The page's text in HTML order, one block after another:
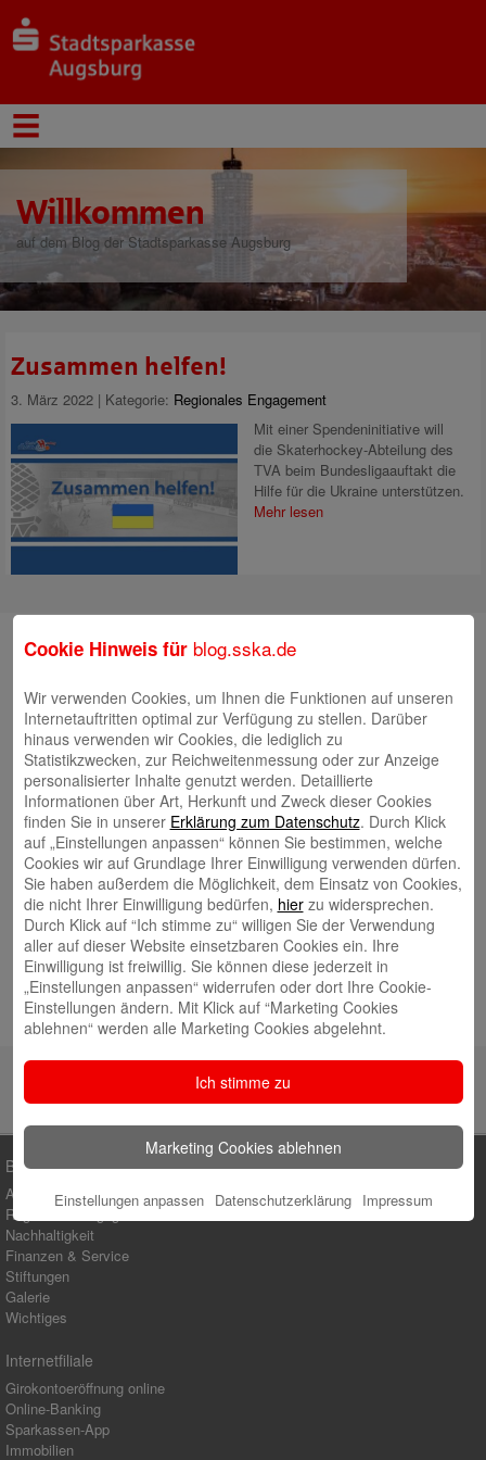
Willkommen
auf dem Blog der Stadtsparkasse Augsburg
Zusammen helfen!
3. März 2022 | Kategorie: Regionales Engagement
Mit einer Spendeninitiative will
die Skaterhockey-Abteilung des
TVA beim Bundesligaauftakt die
Hilfe für die Ukraine unterstützen.
Mehr lesen
Suche
Neueste Beiträge
Radlkonvoi des FFH feiert Einweihung des neuen
Campus Nord 5. August 2026
Willkommen bei Kinder im Mittelpunkt e.V. 24. Juli 2026
Tierische Erlebnisse, Bewegung und Begegnungen –
Zootag der Stadtsparkasse Augsburg begeistert rund
2.500 Besucherinnen und Besucher 22. Juli 2026
KNAXIADE in Schwaben geht in die Verlängerung
Juli 2026
Hochbeete voller frischem Gemüse 10. Juli 2026
Blog-Kategorien
Ausbildung
Regionales Engagement
Nachhaltigkeit
Finanzen & Service
Stiftungen
Galerie
Wichtiges
Internetfiliale
Girokontoeröffnung online
Online-Banking
Sparkassen-App
Immobilien
Cookie Hinweis für blog.sska.de
Wir verwenden Cookies, um Ihnen die Funktionen auf unseren
Internetauftritten optimal zur Verfügung zu stellen. Darüber
hinaus verwenden wir Cookies, die lediglich zu
Statistikzwecken, zur Reichweitenmessung oder zur Anzeige
personalisierter Inhalte genutzt werden. Detaillierte
Informationen über Art, Herkunft und Zweck dieser Cookies
finden Sie in unserer Erklärung zum Datenschutz. Durch Klick
auf „Einstellungen anpassen“ können Sie bestimmen, welche
Cookies wir auf Grundlage Ihrer Einwilligung verwenden dürfen.
Sie haben außerdem die Möglichkeit, dem Einsatz von Cookies,
die nicht Ihrer Einwilligung bedürfen, hierzu widersprechen.
Durch Klick auf “Ich stimme zu“ willigen Sie der Verwendung
aller auf dieser Website einsetzbaren Cookies ein. Ihre
Einwilligung ist freiwillig. Sie können diese jederzeit in
„Einstellungen anpassen“ widerrufen oder dort Ihre Cookie-
Einstellungen ändern. Mit Klick auf “Marketing Cookies
ablehnen“ werden alle Marketing Cookies abgelehnt.
Ich stimme zu
Marketing Cookies ablehnen
Einstellungen anpassen Datenschutzerklärung Impressum